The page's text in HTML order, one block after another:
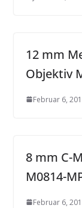
12 mm
Objektiv
Februar 6,
8 mm C-
M0814-
Februar 6,